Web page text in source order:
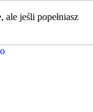
ale jeśli popełniasz